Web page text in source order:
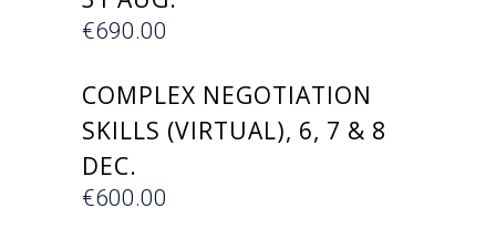
€690.00ΕΓΓΡΑΦΗ
COMPLEX NEGOTIATION
SKILLS (VIRTUAL), 6, 7 & 8
DEC.
€600.00